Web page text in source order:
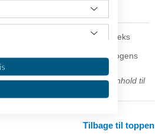
i software, app verdenen er feks
i bit, bytes, word, osv Mvh Mogens
fjernet af moderator i henhold til
Tilbage til toppen